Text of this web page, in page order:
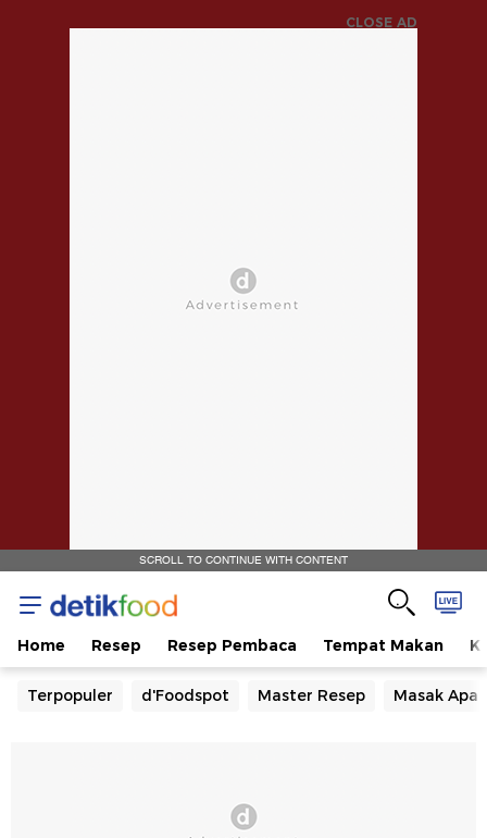
CLOSE AD
SCROLL TO CONTINUE WITH CONTENT
Home Resep Resep Pembaca Tempat Makan
Terpopuler d'Foodspot Master Resep Masak Apa